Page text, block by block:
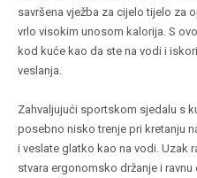
savršena vježba za cijelo tijelo za
vrlo visokim unosom kalorija. S
kod kuće kao da ste na vodi i
veslanja.
Zahvaljujući sportskom sjedalu s
posebno nisko trenje pri kretanju
i veslate glatko kao na vodi. Uzak
stvara ergonomsko držanje i ravnu